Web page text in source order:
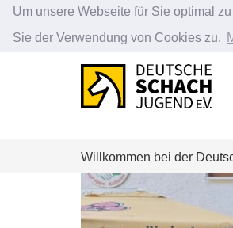
Um unsere Webseite für Sie optimal
Sie der Verwendung von Cookies zu.
Willkommen bei der